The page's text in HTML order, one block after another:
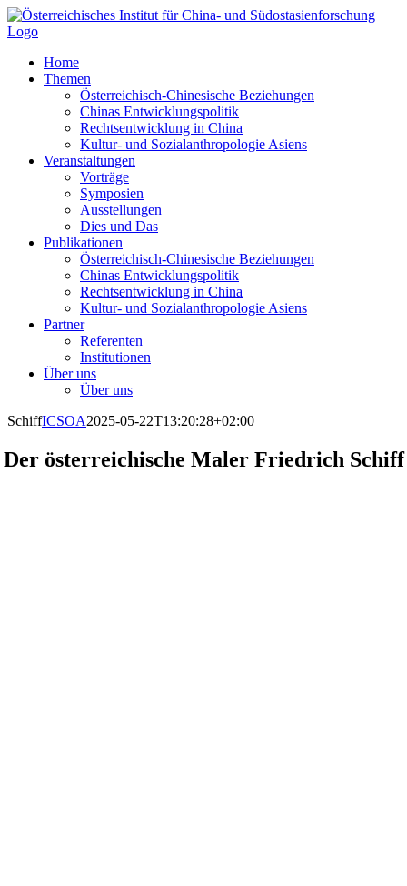
Zum
Inhalt
Home
Themen
Österreichisch-Chinesische Beziehungen
Chinas Entwicklungspolitik
Rechtsentwicklung in China
Kultur- und Sozialanthropologie Asiens
Veranstaltungen
Vorträge
Symposien
Ausstellungen
Dies und Das
Publikationen
Österreichisch-Chinesische Beziehungen
Chinas Entwicklungspolitik
Rechtsentwicklung in China
Kultur- und Sozialanthropologie Asiens
Partner
Referenten
Institutionen
Über uns
Über uns
SchiffICSOA2025-05-22T13:20:28+02:00
Der österreichische Maler Friedrich Schiff